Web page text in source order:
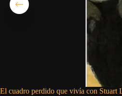
El cuadro perdido que vivía con Stuart